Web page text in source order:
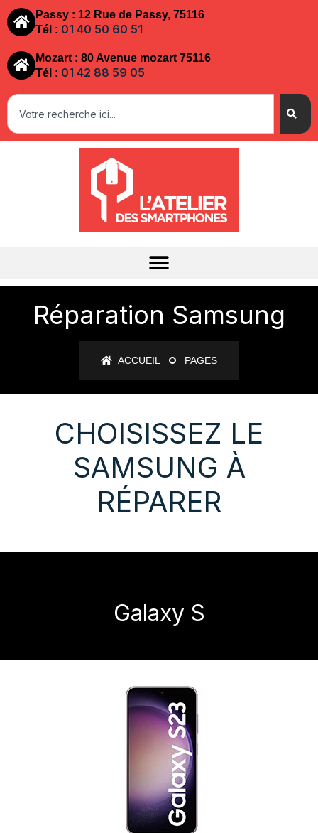
Passy : 12 Rue de Passy, 75116
Tél : 01 40 50 60 51
Mozart : 80 Avenue mozart 75116
Tél : 01 42 88 59 05
Réparation Samsung
ACCUEIL PAGES
CHOISISSEZ LE
SAMSUNG À
RÉPARER
Galaxy S